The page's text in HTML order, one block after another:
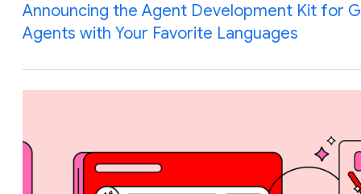
Announcing the Agent Development Kit for
Agents with Your Favorite Languages